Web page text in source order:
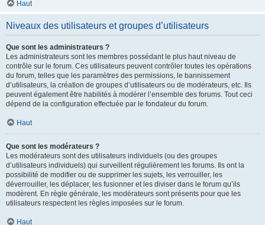
Haut
Niveaux des utilisateurs et groupes d’utilisateurs
Que sont les administrateurs ?
Les administrateurs sont les membres possédant le plus haut niveau de
contrôle sur le forum. Ces utilisateurs peuvent contrôler toutes les opérations
du forum, telles que les paramètres des permissions, le bannissement
d’utilisateurs, la création de groupes d’utilisateurs ou de modérateurs, etc. Ils
peuvent également être habilités à modérer l’ensemble des forums. Tout ceci
dépend de la configuration effectuée par le fondateur du forum.
Haut
Que sont les modérateurs ?
Les modérateurs sont des utilisateurs individuels (ou des groupes
d’utilisateurs individuels) qui surveillent régulièrement les forums. Ils ont la
possibilité de modifier ou de supprimer les sujets, les verrouiller, les
déverrouiller, les déplacer, les fusionner et les diviser dans le forum qu’ils
modèrent. En règle générale, les modérateurs sont présents pour que les
utilisateurs respectent les règles imposées sur le forum.
Haut